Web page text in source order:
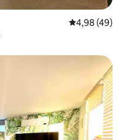
Gemiddelde
4,98 (49)